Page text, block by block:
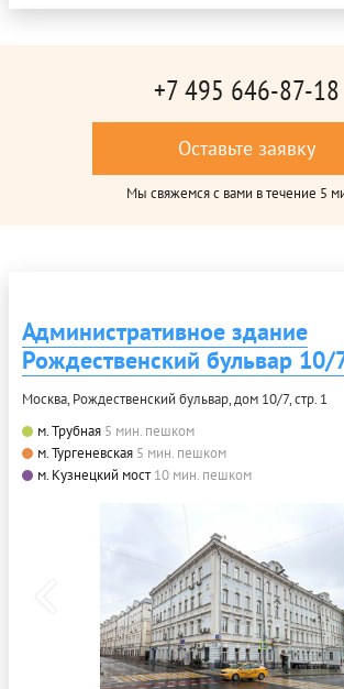
+7 495 646-87-18
Оставьте заявку
Мы свяжемся с вами в течение 5
Административное здание
Рождественский бульвар 10/
Москва, Рождественский бульвар, дом 10/7, стр. 1
м. Трубная 5 мин. пешком
м. Тургеневская 5 мин. пешком
м. Кузнецкий мост 10 мин. пешком